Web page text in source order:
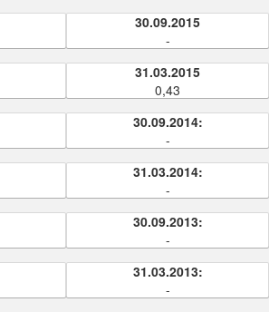
30.09.2015
-
31.03.2015
0,43
30.09.2014:
-
31.03.2014:
-
30.09.2013:
-
31.03.2013:
-